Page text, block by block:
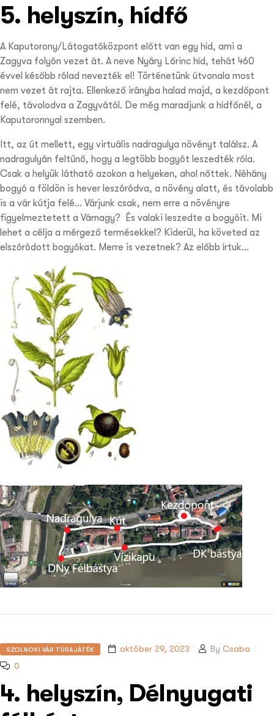
5. helyszín, hídfő
A Kaputorony/Látogatóközpont előtt van egy híd, ami a
Zagyva folyón vezet át. A neve Nyáry Lőrinc híd, tehát 460
évvel később rólad nevezték el! Történetünk útvonala most
nem vezet át rajta. Ellenkező irányba halad majd, a kezdőpont
felé, távolodva a Zagyvától. De még maradjunk a hídfőnél, a
Kaputoronnyal szemben.
Itt, az út mellett, egy virtuális nadragulya növényt találsz. A
nadragulyán feltűnő, hogy a legtöbb bogyót leszedték róla.
Csak a helyük látható azokon a helyeken, ahol nőttek. Néhány
bogyó a földön is hever leszóródva, a növény alatt, és távolabb
is a vár kútja felé… Várjunk csak, nem erre a növényre
figyelmeztetett a Várnagy? És valaki leszedte a bogyóit. Mi
lehet a célja a mérgező termésekkel? Kiderül, ha követed az
elszóródott bogyókat. Merre is vezetnek? Az előbb írtuk…
SZOLNOKI VÁR TÚRAJÁTÉK október 29, 2023 By Csaba
0
4. helyszín, Délnyugati